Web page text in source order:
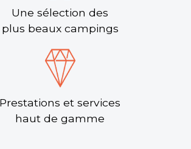
Une sélection des
plus beaux campings
Prestations et services
haut de gamme